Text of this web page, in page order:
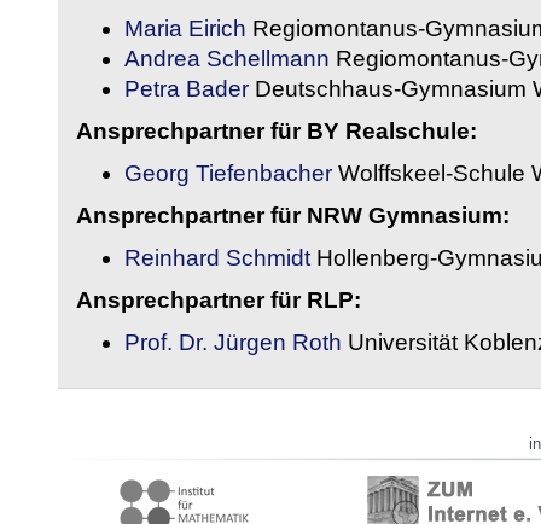
Maria Eirich Regiomontanus-
Andrea Schellmann Regiomontanus-
Petra Bader Deutschhaus-Gymnasium
Ansprechpartner für BY Realschule:
Georg Tiefenbacher Wolffskeel-Schule
Ansprechpartner für NRW Gymnasium:
Reinhard Schmidt Hollenberg-
Ansprechpartner für RLP:
Prof. Dr. Jürgen Roth Universität